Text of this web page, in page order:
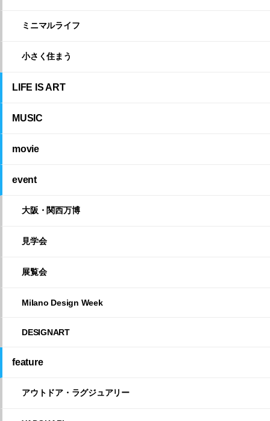
ミニマルライフ
小さく住まう
LIFE IS ART
MUSIC
movie
event
大阪・関西万博
見学会
展覧会
Milano Design Week
DESIGNART
feature
アウトドア・ラグジュアリー